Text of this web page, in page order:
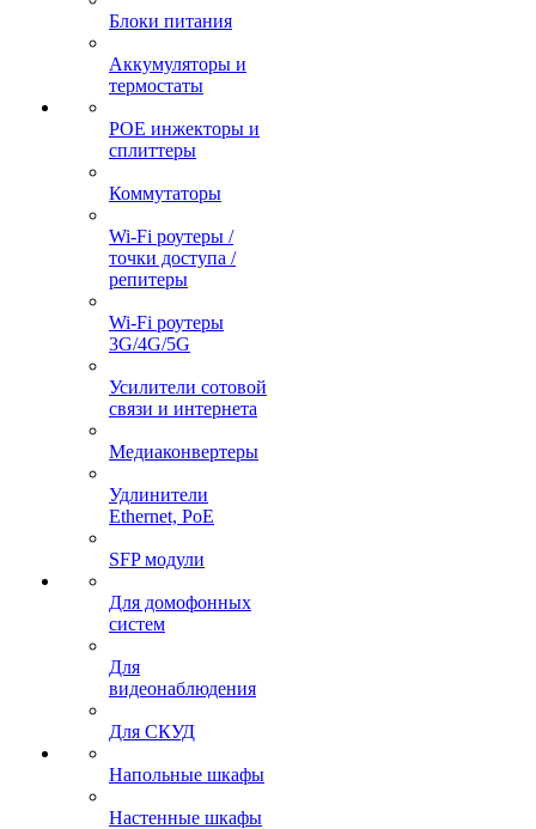
Блоки питания
Аккумуляторы и
термостаты
POE инжекторы и
сплиттеры
Коммутаторы
Wi-Fi роутеры /
точки доступа /
репитеры
Wi-Fi роутеры
3G/4G/5G
Усилители сотовой
связи и интернета
Медиаконвертеры
Удлинители
Ethernet, PoE
SFP модули
Для домофонных
систем
Для
видеонаблюдения
Для СКУД
Напольные шкафы
Настенные шкафы